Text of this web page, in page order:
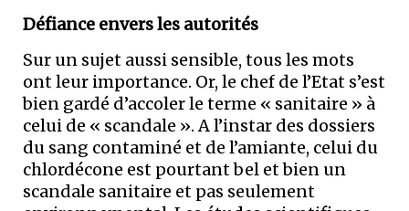
Défiance envers les autorités
Sur un sujet aussi sensible, tous les mots
ont leur importance. Or, le chef de l’Etat s’est
bien gardé d’accoler le terme « sanitaire » à
celui de « scandale ». A l’instar des dossiers
du sang contaminé et de l’amiante, celui du
chlordécone est pourtant bel et bien un
scandale sanitaire et pas seulement